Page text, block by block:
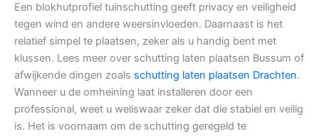
Een blokhutprofiel tuinschutting geeft privacy en veiligheid
tegen wind en andere weersinvloeden. Daarnaast is het
relatief simpel te plaatsen, zeker als u handig bent met
klussen. Lees meer over schutting laten plaatsen Bussum of
afwijkende dingen zoals schutting laten plaatsen Drachten.
Wanneer u de omheining laat installeren door een
professional, weet u weliswaar zeker dat die stabiel en veilig
is. Het is voornaam om de schutting geregeld te